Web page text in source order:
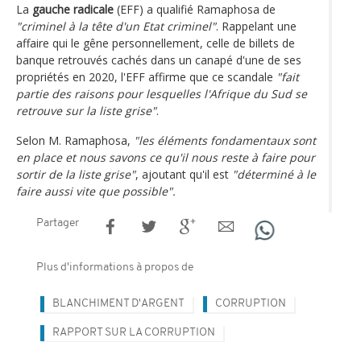
La gauche radicale (EFF) a qualifié Ramaphosa de
"criminel à la tête d'un Etat criminel". Rappelant une
affaire qui le gêne personnellement, celle de billets de
banque retrouvés cachés dans un canapé d'une de ses
propriétés en 2020, l'EFF affirme que ce scandale "fait
partie des raisons pour lesquelles l'Afrique du Sud se
retrouve sur la liste grise".
Selon M. Ramaphosa, "les éléments fondamentaux sont
en place et nous savons ce qu'il nous reste à faire pour
sortir de la liste grise", ajoutant qu'il est "déterminé à le
faire aussi vite que possible".
Partager
Plus d'informations à propos de
BLANCHIMENT D'ARGENT CORRUPTION
RAPPORT SUR LA CORRUPTION